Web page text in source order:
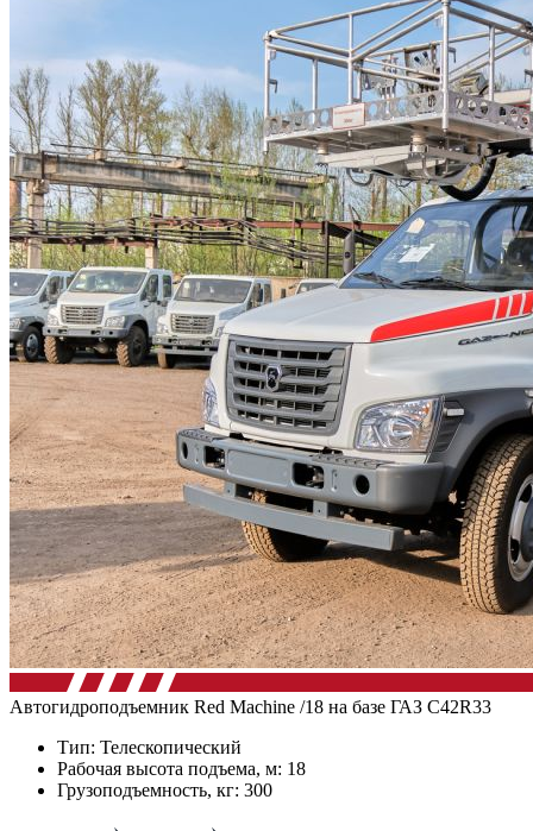
Автогидроподъемник Red Machine /18 на базе ГАЗ C42R33
Тип: Телескопический
Рабочая высота подъема, м: 18
Грузоподъемность, кг: 300